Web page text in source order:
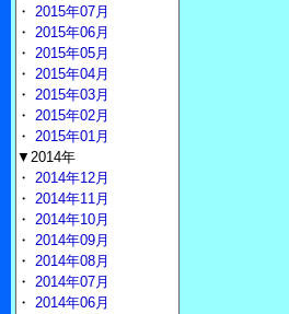
・ 2015年07月
・ 2015年06月
・ 2015年05月
・ 2015年04月
・ 2015年03月
・ 2015年02月
・ 2015年01月
▼2014年
・ 2014年12月
・ 2014年11月
・ 2014年10月
・ 2014年09月
・ 2014年08月
・ 2014年07月
・ 2014年06月